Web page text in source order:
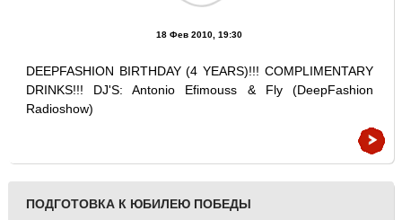
18 Фев 2010, 19:30
DEEPFASHION BIRTHDAY (4 YEARS)!!! COMPLIMENTARY
DRINKS!!! DJ'S: Antonio Efimouss & Fly (DeepFashion
Radioshow)
ПОДГОТОВКА К ЮБИЛЕЮ ПОБЕДЫ